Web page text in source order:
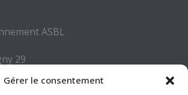
Gérer le consentement
ASBL
29